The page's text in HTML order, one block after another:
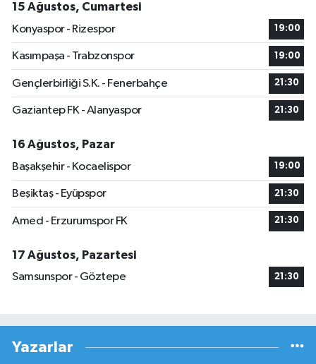
15 Ağustos, Cumartesi
Konyaspor - Rizespor
19:00
Kasımpaşa - Trabzonspor 19:00
Gençlerbirliği S.K. - Fenerbahçe 21:30
Gaziantep FK - Alanyaspor 21:30
16 Ağustos, Pazar
Başakşehir - Kocaelispor
19:00
Beşiktaş - Eyüpspor 21:30
Amed - Erzurumspor FK 21:30
17 Ağustos, Pazartesi
Samsunspor - Göztepe
21:30
Yazarlar